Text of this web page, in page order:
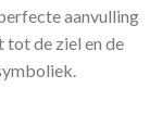
aanvulling
de ziel en de